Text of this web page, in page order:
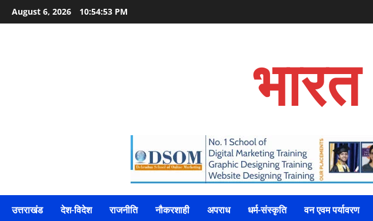
Skip
to
August 6, 2026 10:54:54 PM
उत्तराखंड देश-विदेश राजनीति नौकरशाही अपराध धर्म-संस्कृति वन एवम पर्यावरण